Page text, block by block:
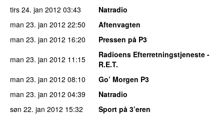
tirs 24. jan 2012 03:43
Natradio
man 23. jan 2012 22:50
Aftenvagten
man 23. jan 2012 16:20
Pressen på P3
man 23. jan 2012 11:15
Radioens Efterretningstjeneste -
R.E.T.
man 23. jan 2012 08:10
Go’ Morgen P3
man 23. jan 2012 04:39
Natradio
søn 22. jan 2012 15:32
Sport på 3’eren